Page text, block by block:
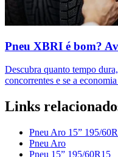
Pneu XBRI é bom?
Descubra quanto tempo
concorrentes e se a
Links
Pneu Aro 15” 195/
Pneu Aro
Pneu 15” 195/60R15